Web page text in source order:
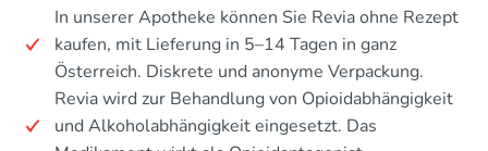
In unserer Apotheke können Sie Revia ohne Rezept
kaufen, mit Lieferung in 5–14 Tagen in ganz
Österreich. Diskrete und anonyme Verpackung.
Revia wird zur Behandlung von Opioidabhängigkeit
und Alkoholabhängigkeit eingesetzt. Das